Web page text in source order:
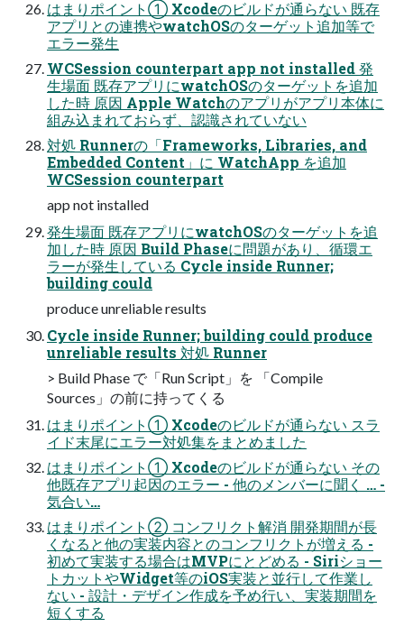
はまりポイント① Xcodeのビルドが通らない 既存
アプリとの連携やwatchOSのターゲット追加等で
エラー発生
WCSession counterpart app not installed 発
生場面 既存アプリにwatchOSのターゲットを追加
した時 原因 Apple Watchのアプリがアプリ本体に
組み込まれておらず、認識されていない
対処 Runnerの「Frameworks, Libraries, and
Embedded Content」に WatchApp を追加
WCSession counterpart
app not installed
発生場面 既存アプリにwatchOSのターゲットを追
加した時 原因 Build Phaseに問題があり、循環エ
ラーが発生している Cycle inside Runner;
building could
produce unreliable results
Cycle inside Runner; building could produce
unreliable results 対処 Runner
> Build Phase で「Run Script」を 「Compile
Sources」の前に持ってくる
はまりポイント① Xcodeのビルドが通らない スラ
イド末尾にエラー対処集をまとめました
はまりポイント① Xcodeのビルドが通らない その
他既存アプリ起因のエラー - 他のメンバーに聞く … -
気合い…
はまりポイント② コンフリクト解消 開発期間が長
くなると他の実装内容とのコンフリクトが増える -
初めて実装する場合はMVPにとどめる - Siriショー
トカットやWidget等のiOS実装と並行して作業し
ない - 設計・デザイン作成を予め行い、実装期間を
短くする